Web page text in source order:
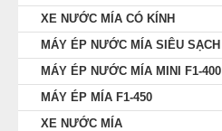
XE NƯỚC MÍA CÓ KÍNH
MÁY ÉP NƯỚC MÍA SIÊU SẠCH
MÁY ÉP NƯỚC MÍA MINI F1-400
MÁY ÉP MÍA F1-450
XE NƯỚC MÍA